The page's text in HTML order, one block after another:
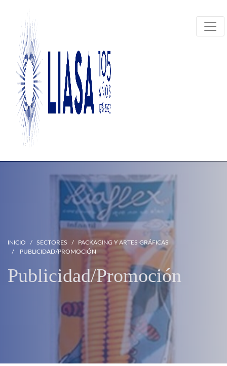
INICIO SECTORES
PACKAGING Y ARTES GRÁFICAS
PUBLICIDAD/PROMOCIÓN
Publicidad/Promoción